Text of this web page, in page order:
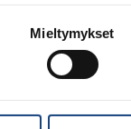
Mieltymykset
maskin
ja jälkeen
aikana.
toivoisimme,